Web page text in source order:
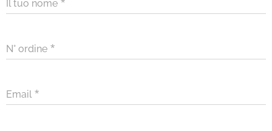
Il tuo nome
N° ordine
Email